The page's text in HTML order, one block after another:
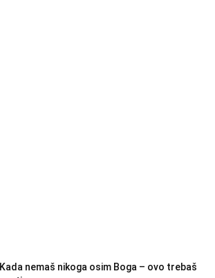
Kada nemaš nikoga osim Boga – ovo trebaš